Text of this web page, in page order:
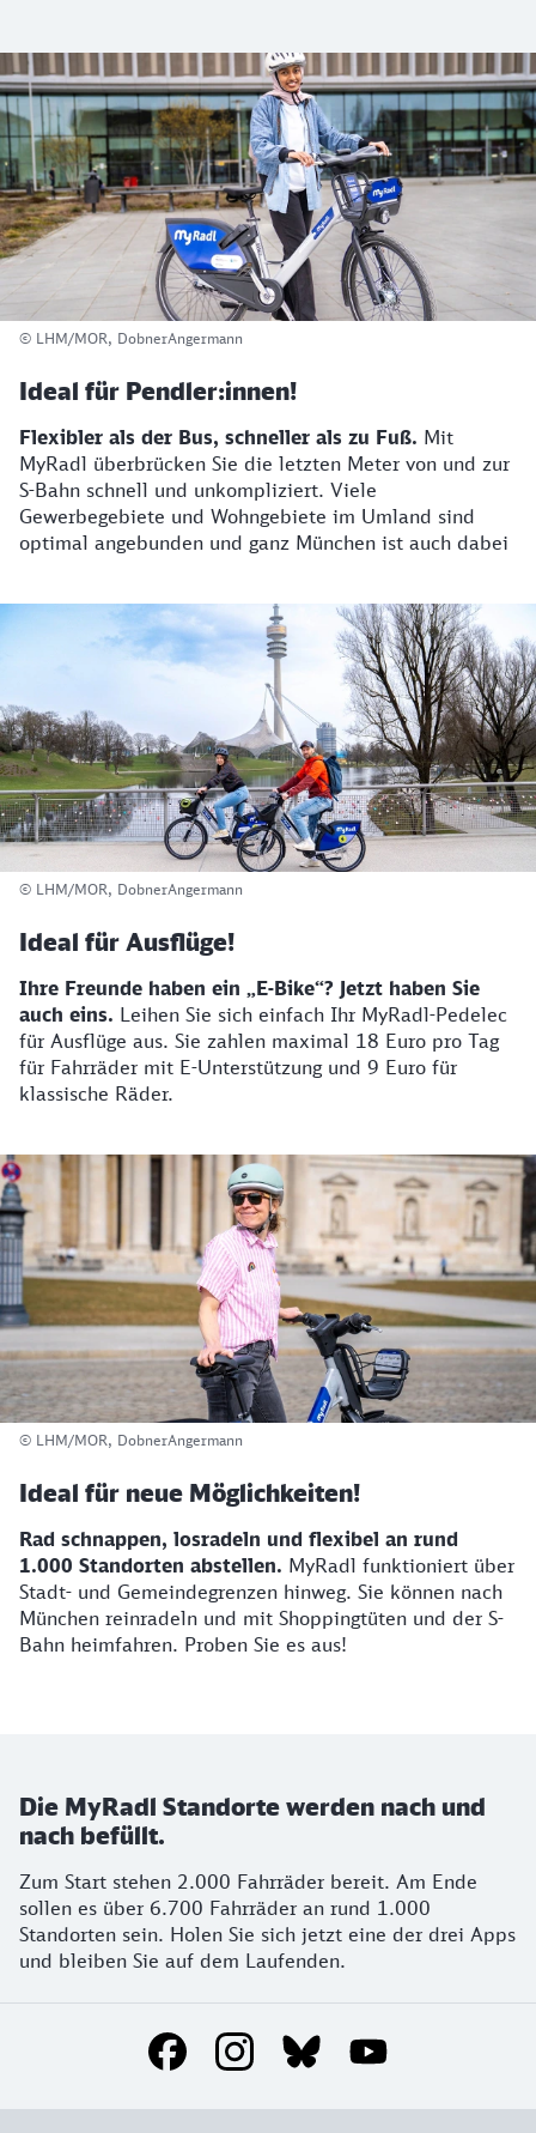
Ideal für ...
© LHM/MOR, DobnerAngermann
Ideal für Pendler:innen!
Flexibler als der Bus, schneller als zu Fuß. Mit
MyRadl überbrücken Sie die letzten Meter von und zur
S-Bahn schnell und unkompliziert. Viele
Gewerbegebiete und Wohngebiete im Umland sind
optimal angebunden und ganz München ist auch dabei
© LHM/MOR, DobnerAngermann
Ideal für Ausflüge!
Ihre Freunde haben ein „E-Bike“? Jetzt haben Sie
auch eins. Leihen Sie sich einfach Ihr MyRadl-Pedelec
für Ausflüge aus. Sie zahlen maximal 18 Euro pro Tag
für Fahrräder mit E-Unterstützung und 9 Euro für
klassische Räder.
© LHM/MOR, DobnerAngermann
Ideal für neue Möglichkeiten!
Rad schnappen, losradeln und flexibel an rund
1.000 Standorten abstellen. MyRadl funktioniert über
Stadt- und Gemeindegrenzen hinweg. Sie können nach
München reinradeln und mit Shoppingtüten und der S-
Bahn heimfahren. Proben Sie es aus!
Die MyRadl Standorte werden nach und
nach befüllt.
Zum Start stehen 2.000 Fahrräder bereit. Am Ende
sollen es über 6.700 Fahrräder an rund 1.000
Standorten sein. Holen Sie sich jetzt eine der drei Apps
und bleiben Sie auf dem Laufenden.
Social Media Links